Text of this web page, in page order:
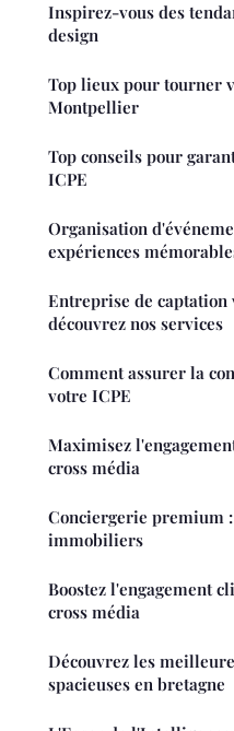
Inspirez-vous des
design
Top lieux pour tourner
Montpellier
Top conseils pour
ICPE
Organisation
expériences
Entreprise de captation
découvrez nos services
Comment assurer la
votre ICPE
Maximisez
cross média
Conciergerie premium
immobiliers
Boostez l'engagement
cross média
Découvrez les
spacieuses en bretagne